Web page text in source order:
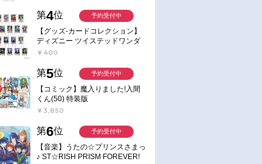
第4位
【グッズ-カードコレクション】
ディズニー ツイステッドワンダ
ーランド ランダムカードコレク
￥400
予約受付中
第5位
【コミック】魔入りました!入間
くん(50) 特装版
￥3,850
予約受付中
第6位
【音楽】うたの☆プリンスさまっ
♪ ST☆RISH PRISM FOREVER!
予約受付中